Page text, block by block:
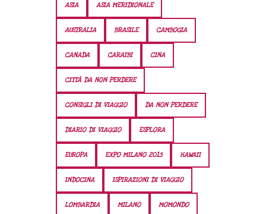
ASIA ASIA MERIDIONALE
AUSTRALIA BRASILE CAMBOGIA
CANADA CARAIBI CINA
CITTÀ DA NON PERDERE
CONSIGLI DI VIAGGIO DA NON PERDERE
DIARIO DI VIAGGIO ESPLORA
EUROPA EXPO MILANO 2015 HAWAII
INDOCINA ISPIRAZIONI DI VIAGGIO
LOMBARDIA MILANO MOMONDO